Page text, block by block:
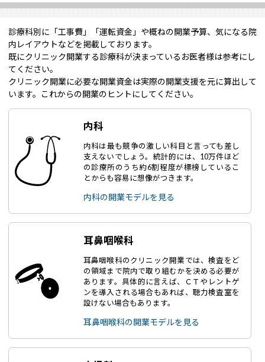
診療科別に「工事費」「運転資金」や概ねの開業予算、気になる院
内レイアウトなどを掲載しております。
既にクリニック開業する診療科が決まっているお医者様は参考にし
てください。
クリニック開業に必要な開業資金は実際の開業支援を元に算出して
います。これからの開業のヒントにしてください。
内科
内科は最も競争の激しい科目と言っても差し
支えないでしょう。統計的には、10万件ほど
の診療所のうち約6割程度が標榜しているこ
とからも容易に想像がつきます。
内科の開業モデルを見る
耳鼻咽喉科
耳鼻咽喉科のクリニック開業では、検査をど
の領域まで院内で取り組むかを決める必要が
あります。具体的に言えば、ＣＴやレントゲ
ンを導入される場合もあれば、聴力検査室を
設けない場合もあります。
耳鼻咽喉科の開業モデルを見る